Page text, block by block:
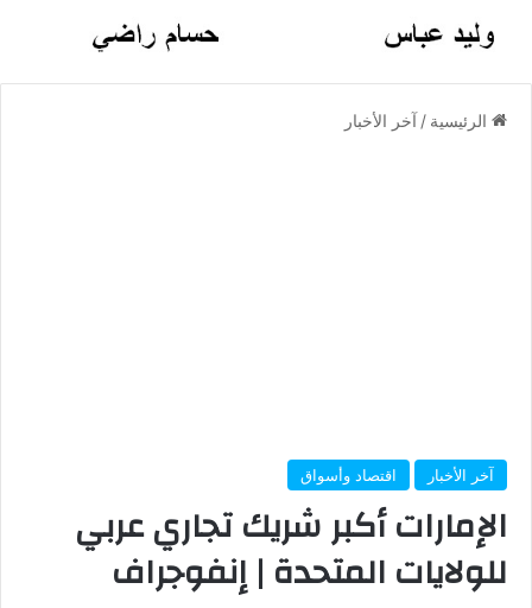
الرئيسية / آخر الأخبار
آخر الأخبار اقتصاد وأسواق
الإمارات أكبر شريك تجاري عربي
للولايات المتحدة | إنفوجراف